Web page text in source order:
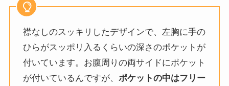
襟なしのスッキリしたデザインで、左胸に手の
ひらがスッポリ入るくらいの深さのポケットが
付いています。お腹周りの両サイドにポケット
が付いているんですが、ポケットの中はフリー